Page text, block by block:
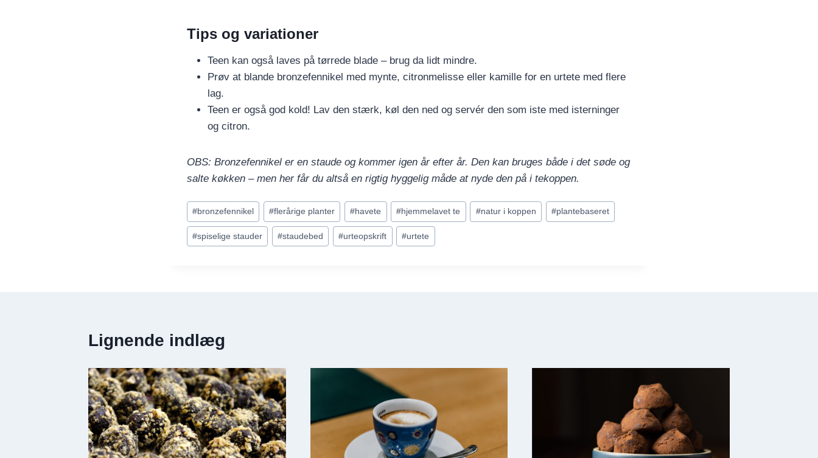
Tips og variationer
Teen kan også laves på tørrede blade – brug da lidt mindre.
Prøv at blande bronzefennikel med mynte, citronmelisse eller kamille for en urtete med flere
lag.
Teen er også god kold! Lav den stærk, køl den ned og servér den som iste med isterninger
og citron.
OBS: Bronzefennikel er en staude og kommer igen år efter år. Den kan bruges både i det søde og
salte køkken – men her får du altså en rigtig hyggelig måde at nyde den på i tekoppen.
Indlæg-
tags:
#bronzefennikel #flerårige planter #havete #hjemmelavet te #natur i koppen #plantebaseret
#spiselige stauder #staudebed #urteopskrift #urtete
Lignende indlæg